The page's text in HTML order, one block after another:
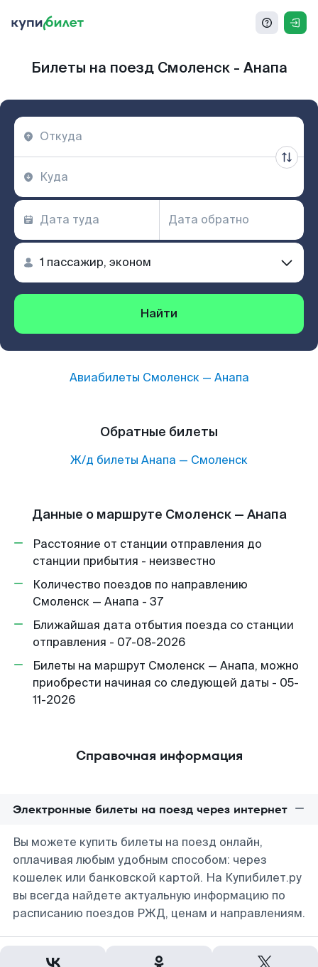
Билеты на поезд Смоленск - Анапа
Найти
Авиабилеты Смоленск— Анапа
Обратные билеты
Ж/д билеты Анапа — Смоленск
Данные о маршруте Смоленск — Анапа
Расстояние от станции отправления до
станции прибытия - неизвестно
Количество поездов по направлению
Смоленск — Анапа - 37
Ближайшая дата отбытия поезда со станции
отправления - 07-08-2026
Билеты на маршрут Смоленск — Анапа, можно
приобрести начиная со следующей даты - 05-
11-2026
Справочная информация
Электронные билеты на поезд через интернет
Вы можете купить билеты на поезд онлайн,
оплачивая любым удобным способом: через
кошелек или банковской картой. На Купибилет.ру
вы всегда найдете актуальную информацию по
расписанию поездов РЖД, ценам и направлениям.